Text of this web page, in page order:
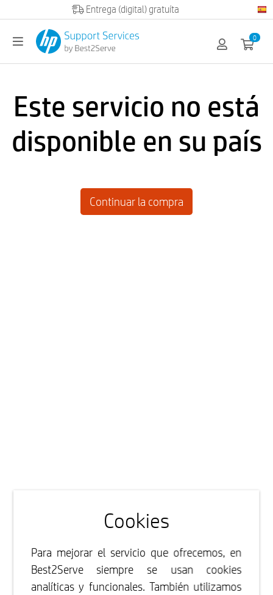
Entrega (digital) gratuíta
0
Este servicio no está
disponible en su país
Continuar la compra
Cookies
Para mejorar el servicio que ofrecemos, en
Best2Serve siempre se usan cookies
analíticas y funcionales. También utilizamos